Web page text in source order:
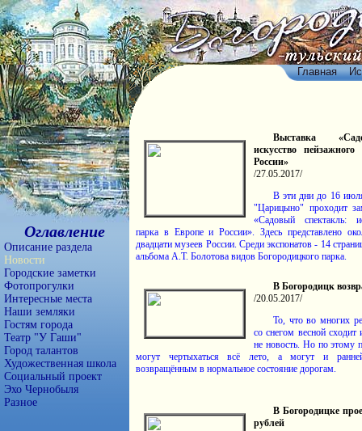
Оглавление
Описание раздела
Новости
Городские заметки
Фотопрогулки
Интересные места
Наши земляки
Гостям города
Театр "У Гаши"
Город талантов
Художественная школа
Социальный проект
Эхо Чернобыля
Разное
Главная
Выставка
искусство
России»
/27.05.2017/
В эти дни до 16
"Царицыно" проходит
«Садовый спектакль:
парка в Европе и России». Здесь представлено
двадцати музеев России. Среди экспонатов - 14
альбома А.Т. Болотова видов Богородицкого парка.
В Богородицк
/20.05.2017/
То, что во многих
со снегом весной сходит
не новость. Но по этому
могут чертыхаться всё лето, а могут и
возвращённым в нормальное состояние дорогам.
В Богородицке
рублей